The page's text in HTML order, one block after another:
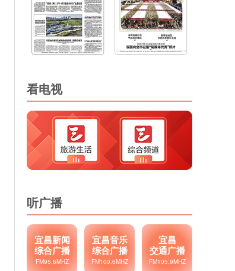
看电视
听广播
宜昌新闻
综合广播
FM95.6MHZ
宜昌音乐
综合广播
FM100.6MHZ
宜昌
交通广播
FM105.9MHZ